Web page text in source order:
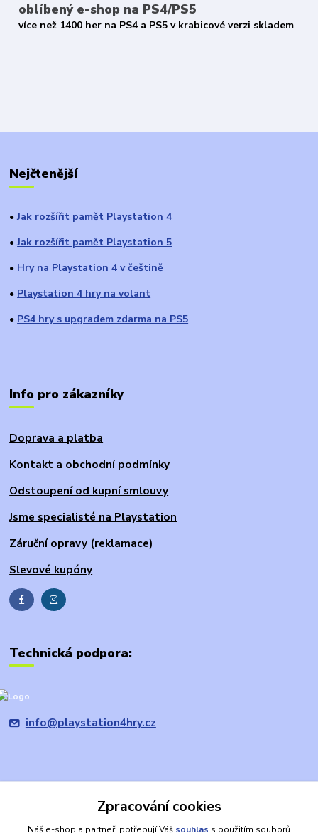
oblíbený e-shop na PS4/PS5
více než 1400 her na PS4 a PS5 v krabicové verzi skladem
Nejčtenější
● Jak rozšířit pamět Playstation 4
● Jak rozšířit pamět Playstation 5
● Hry na Playstation 4 v češtině
● Playstation 4 hry na volant
● PS4 hry s upgradem zdarma na PS5
Info pro zákazníky
Doprava a platba
Kontakt a obchodní podmínky
Odstoupení od kupní smlouvy
Jsme specialisté na Playstation
Záruční opravy (reklamace)
Slevové kupóny
Technická podpora:
info@playstation4hry.cz
Upravit sběr cookies.
Zpracování cookies
Náš e-shop a partneři potřebují Váš souhlas s použitím souborů